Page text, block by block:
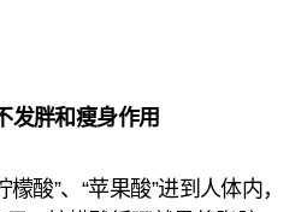
发胖和瘦身作用
酸”、“苹果酸”进到人体内，